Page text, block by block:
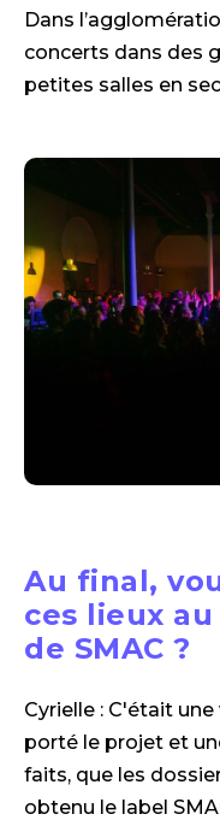
Dans
concerts dans des
petites salles en
Au final,
ces lieux
de SMAC ?
Cyrielle : C'était
porté le projet et
faits, que les
obtenu le label